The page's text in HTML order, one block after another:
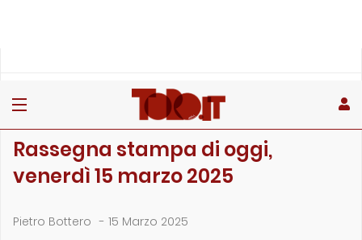
»
Rassegna stampa di oggi,
venerdì 15 marzo 2025
Pietro Bottero - 15 Marzo 2025